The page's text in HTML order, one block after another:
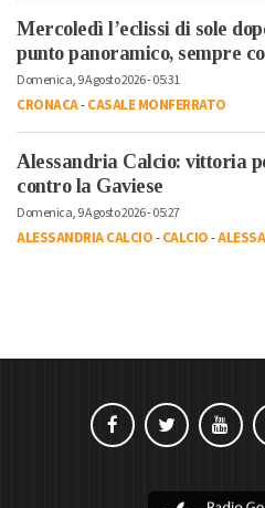
Mercoledì l’eclissi di sole
punto panoramico, sempre
Domenica, 9 Agosto 2026 - 05:31
CRONACA-CASALE MONFERRATO
Alessandria Calcio: vittoria
contro la Gaviese
Domenica, 9 Agosto 2026 - 05:27
ALESSANDRIA CALCIO-CALCIO-